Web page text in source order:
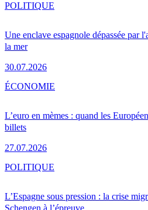
Une enclave espagnole dépassée par
la mer
30.07.2026
POLITIQUE
L’euro en mèmes : quand les
billets
27.07.2026
ÉCONOMIE
L’Espagne sous pression : la crise
POLITIQUE